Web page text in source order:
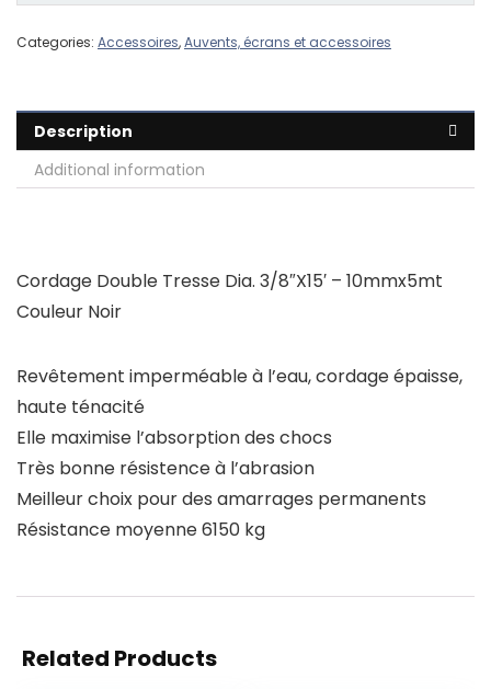
Categories: Accessoires,Auvents, écrans et accessoires
Description
Additional information
Cordage Double Tresse Dia. 3/8″X15′ – 10mmx5mt
Couleur Noir
Revêtement imperméable à l’eau, cordage épaisse,
haute ténacité
Elle maximise l’absorption des chocs
Très bonne résistence à l’abrasion
Meilleur choix pour des amarrages permanents
Résistance moyenne 6150 kg
Related Products